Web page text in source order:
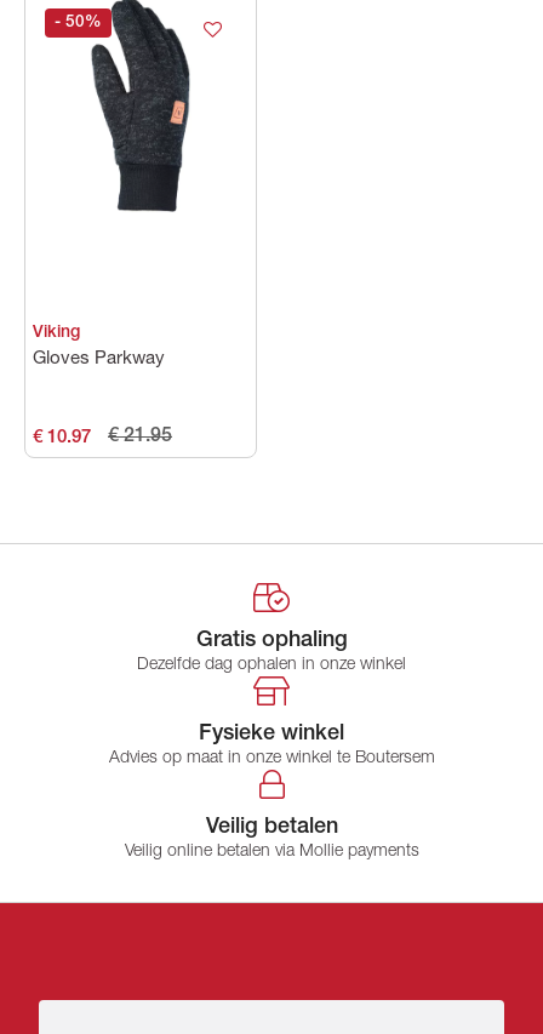
Viking
Gloves Parkway
€ 10.97 € 21.95
- 50%
Gratis ophaling
Dezelfde dag ophalen in onze winkel
Fysieke winkel
Advies op maat in onze winkel te Boutersem
Veilig betalen
Veilig online betalen via Mollie payments